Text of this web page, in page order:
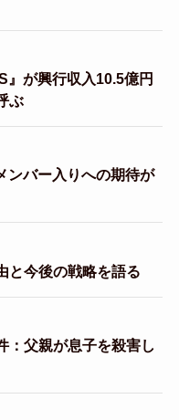
が興行収入10.5億円
ぶ
ンバー入りへの期待が
と今後の戦略を語る
：父親が息子を殺害し